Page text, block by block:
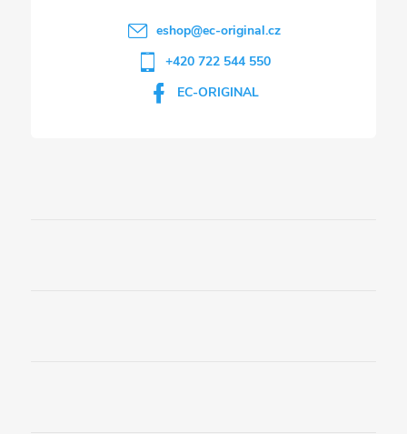
eshop@ec-original.cz
+420 722 544 550
EC-ORIGINAL